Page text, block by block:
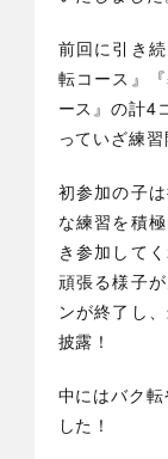
前回に引き
転コース』
ース』の計4
っていざ練習
初参加の子
な練習を積
き参加して
頑張る様子
ンが終了し
披露！
中にはバク
した！